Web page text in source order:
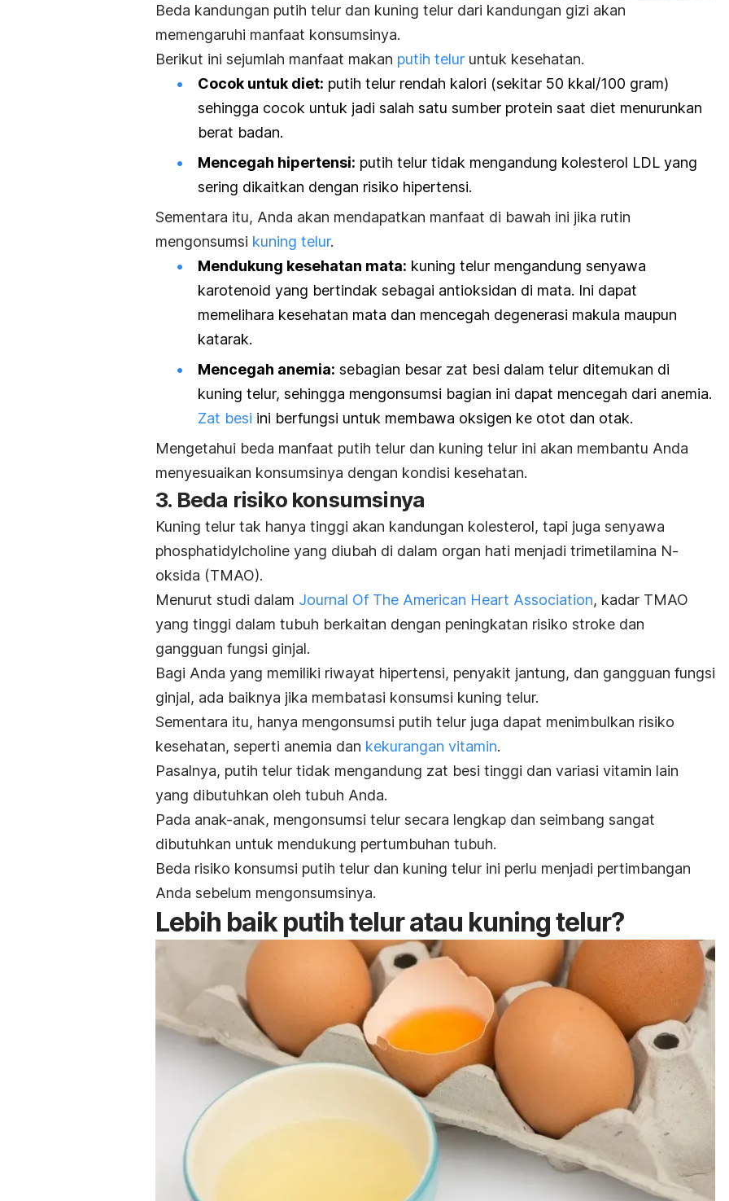
Beda kandungan putih telur dan kuning telur dari kandungan gizi akan
memengaruhi manfaat konsumsinya.
Berikut ini sejumlah manfaat makan putih telur untuk kesehatan.
Cocok untuk diet: putih telur rendah kalori (sekitar 50 kkal/100 gram)
sehingga cocok untuk jadi salah satu sumber protein saat diet menurunkan
berat badan.
Mencegah hipertensi: putih telur tidak mengandung kolesterol LDL yang
sering dikaitkan dengan risiko hipertensi.
Sementara itu, Anda akan mendapatkan manfaat di bawah ini jika rutin
mengonsumsi kuning telur.
Mendukung kesehatan mata: kuning telur mengandung senyawa
karotenoid yang bertindak sebagai antioksidan di mata. Ini dapat
memelihara kesehatan mata dan mencegah degenerasi makula maupun
katarak.
Mencegah anemia: sebagian besar zat besi dalam telur ditemukan di
kuning telur, sehingga mengonsumsi bagian ini dapat mencegah dari anemia.
Zat besi ini berfungsi untuk membawa oksigen ke otot dan otak.
Mengetahui beda manfaat putih telur dan kuning telur ini akan membantu Anda
menyesuaikan konsumsinya dengan kondisi kesehatan.
3. Beda risiko konsumsinya
Kuning telur tak hanya tinggi akan kandungan kolesterol, tapi juga senyawa
phosphatidylcholine yang diubah di dalam organ hati menjadi trimetilamina N-
oksida (TMAO).
Menurut studi dalam Journal Of The American Heart Association, kadar TMAO
yang tinggi dalam tubuh berkaitan dengan peningkatan risiko stroke dan
gangguan fungsi ginjal.
Bagi Anda yang memiliki riwayat hipertensi, penyakit jantung, dan gangguan fungsi
ginjal, ada baiknya jika membatasi konsumsi kuning telur.
Sementara itu, hanya mengonsumsi putih telur juga dapat menimbulkan risiko
kesehatan, seperti anemia dan kekurangan vitamin.
Pasalnya, putih telur tidak mengandung zat besi tinggi dan variasi vitamin lain
yang dibutuhkan oleh tubuh Anda.
Pada anak-anak, mengonsumsi telur secara lengkap dan seimbang sangat
dibutuhkan untuk mendukung pertumbuhan tubuh.
Beda risiko konsumsi putih telur dan kuning telur ini perlu menjadi pertimbangan
Anda sebelum mengonsumsinya.
Lebih baik putih telur atau kuning telur?